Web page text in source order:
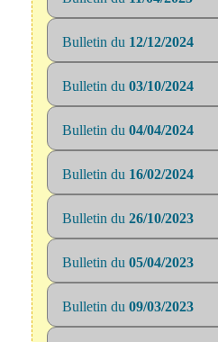
Bulletin du 12/12/2024
Bulletin du 03/10/2024
Bulletin du 04/04/2024
Bulletin du 16/02/2024
Bulletin du 26/10/2023
Bulletin du 05/04/2023
Bulletin du 09/03/2023